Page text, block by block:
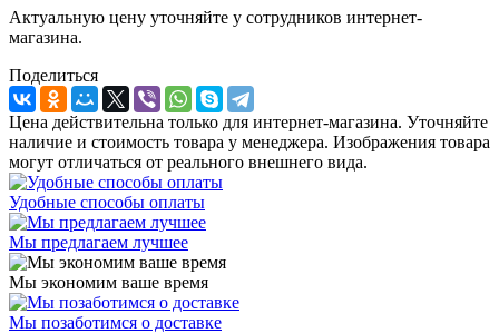
Актуальную цену уточняйте у сотрудников интернет-
магазина.
Поделиться
Цена действительна только для интернет-магазина. Уточняйте
наличие и стоимость товара у менеджера. Изображения товара
могут отличаться от реального внешнего вида.
Удобные способы оплаты
Мы предлагаем лучшее
Мы экономим ваше время
Мы позаботимся о доставке